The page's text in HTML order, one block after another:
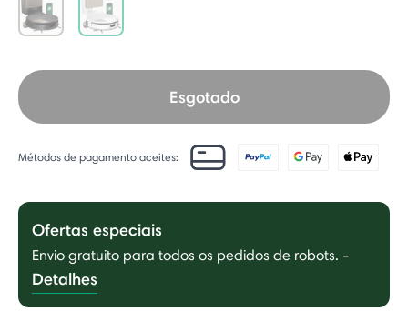
Esgotado
Métodos de pagamento aceites:
Ofertas especiais
Envio gratuito para todos os pedidos de robots. -
Detalhes